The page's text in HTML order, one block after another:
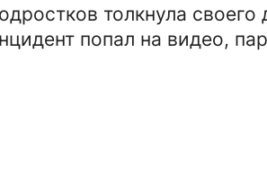
толкнула своего
попал на видео,